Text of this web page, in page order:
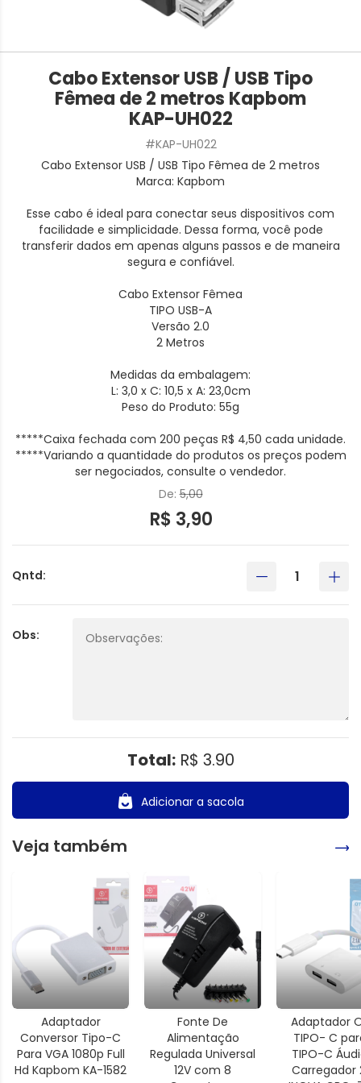
Cabo Extensor USB / USB Tipo
Fêmea de 2 metros Kapbom
KAP-UH022
#KAP-UH022
Cabo Extensor USB / USB Tipo Fêmea de 2 metros
Marca: Kapbom
Esse cabo é ideal para conectar seus dispositivos com
facilidade e simplicidade. Dessa forma, você pode
transferir dados em apenas alguns passos e de maneira
segura e confiável.
Cabo Extensor Fêmea
TIPO USB-A
Versão 2.0
2 Metros
Medidas da embalagem:
L: 3,0 x C: 10,5 x A: 23,0cm
Peso do Produto: 55g
*****Caixa fechada com 200 peças R$ 4,50 cada unidade.
*****Variando a quantidade do produtos os preços podem
ser negociados, consulte o vendedor.
De:5,00
R$ 3,90
Qntd:
Obs:
Total:R$ 3.90
Adicionar a sacola
Veja também
Adaptador
Conversor Tipo-C
Para VGA 1080p Full
Hd Kapbom KA-1582
Fonte De
Alimentação
Regulada Universal
12V com 8
Adaptador
TIPO- C
TIPO-C
Carregador